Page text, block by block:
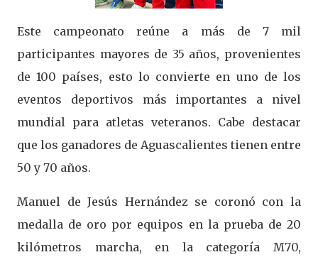
Este campeonato reúne a más de 7 mil
participantes mayores de 35 años, provenientes
de 100 países, esto lo convierte en uno de los
eventos deportivos más importantes a nivel
mundial para atletas veteranos. Cabe destacar
que los ganadores de Aguascalientes tienen entre
50 y 70 años.
Manuel de Jesús Hernández se coronó con la
medalla de oro por equipos en la prueba de 20
kilómetros marcha, en la categoría M70,